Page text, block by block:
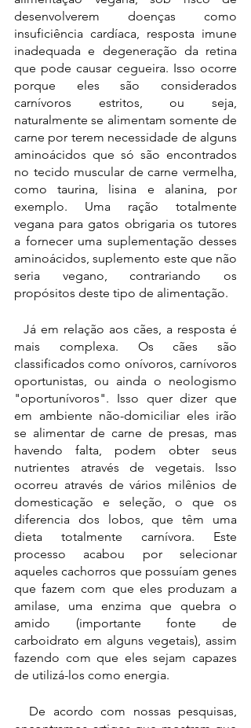
desenvolverem doenças como
insuficiência cardíaca, resposta imune
inadequada e degeneração da retina
que pode causar cegueira. Isso ocorre
porque eles são considerados
carnívoros estritos, ou seja,
naturalmente se alimentam somente de
carne por terem necessidade de alguns
aminoácidos que só são encontrados
no tecido muscular de carne vermelha,
como taurina, lisina e alanina, por
exemplo. Uma ração totalmente
vegana para gatos obrigaria os tutores
a fornecer uma suplementação desses
aminoácidos, suplemento este que não
seria vegano, contrariando os
propósitos deste tipo de alimentação.
mais complexa. Os cães são
classificados como onívoros, carnívoros
oportunistas, ou ainda o neologismo
"oportunívoros". Isso quer dizer que
em ambiente não-domiciliar eles irão
se alimentar de carne de presas, mas
havendo falta, podem obter seus
nutrientes através de vegetais. Isso
ocorreu através de vários milênios de
domesticação e seleção, o que os
diferencia dos lobos, que têm uma
dieta totalmente carnívora. Este
processo acabou por selecionar
aqueles cachorros que possuíam genes
que fazem com que eles produzam a
amilase, uma enzima que quebra o
amido (importante fonte de
carboidrato em alguns vegetais), assim
fazendo com que eles sejam capazes
de utilizá-los como energia.